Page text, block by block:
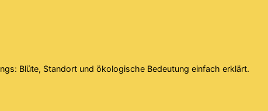
Blüte, Standort und ökologische Bedeutung einfach erklärt.